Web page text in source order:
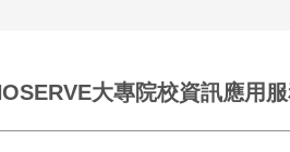
大專院校資訊應用